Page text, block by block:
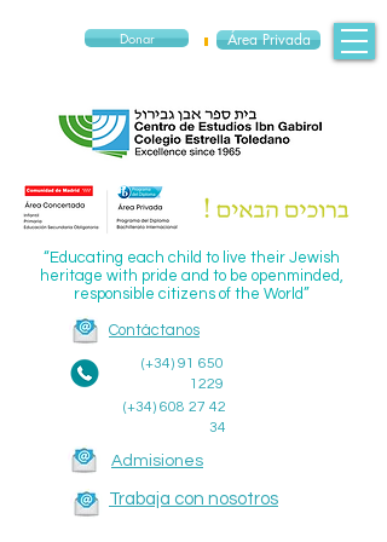
Donar Área Privada
(+34) 91 650
1229
(+34) 608 27 42
34
Admisiones
“Educating each child to live their Jewish
heritage with pride and to be openminded,
responsible citizens of the World”
Trabaja con nosotros
Contáctanos